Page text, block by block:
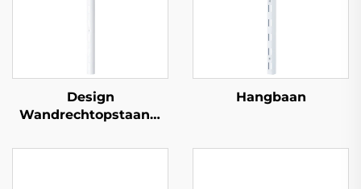
Design
Wandrechtopstaand,
Hangbaan